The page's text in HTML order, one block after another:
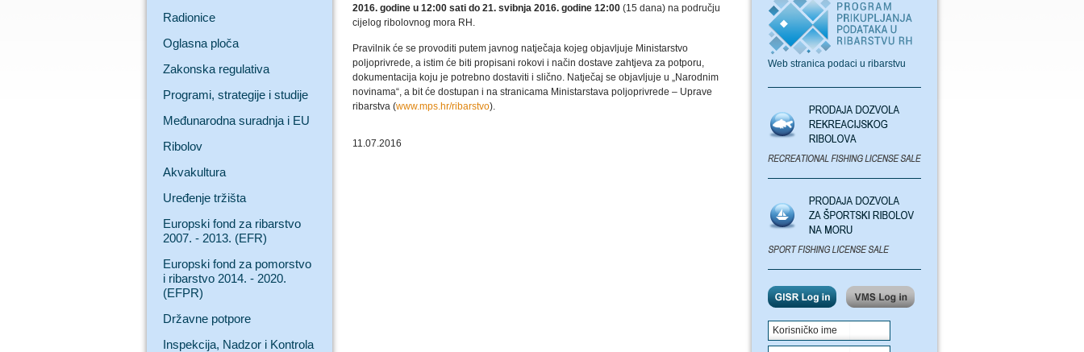
Radionice
Oglasna ploča
Zakonska regulativa
Programi, strategije i studije
Međunarodna suradnja i EU
Ribolov
Akvakultura
Uređenje tržišta
Europski fond za ribarstvo
2007. - 2013. (EFR)
Europski fond za pomorstvo
i ribarstvo 2014. - 2020.
(EFPR)
Državne potpore
Inspekcija, Nadzor i Kontrola
2016. godine u 12:00 sati do 21. svibnja 2016. godine 12:00 (15 dana) na području
cijelog ribolovnog mora RH.
Pravilnik će se provoditi putem javnog natječaja kojeg objavljuje Ministarstvo
poljoprivrede, a istim će biti propisani rokovi i način dostave zahtjeva za potporu,
dokumentacija koju je potrebno dostaviti i slično. Natječaj se objavljuje u „Narodnim
novinama“, a bit će dostupan i na stranicama Ministarstava poljoprivrede – Uprave
ribarstva (www.mps.hr/ribarstvo).
11.07.2016
Web stranica podaci u ribarstvu